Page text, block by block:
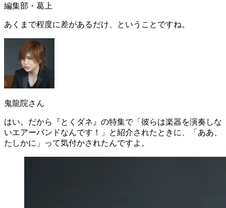
編集部・葛上
あくまで程度に差があるだけ、ということですね。
鬼龍院さん
はい。だから『とくダネ』の特集で「彼らは楽器を演奏しな
いエアーバンドなんです！」と紹介されたときに、
「ああ、
たしかに」って気付かされたんですよ 。